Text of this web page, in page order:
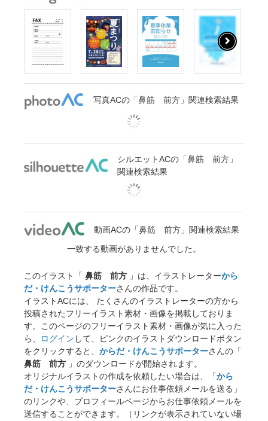
写真ACの「鼻筋 前方」関連検索結果
シルエットACの「鼻筋 前方」
関連検索結果
動画ACの「鼻筋 前方」関連検索結果
一致する動画がありませんでした。
このイラスト「 鼻筋 前方 」は、イラストレーターから
だ・けんこうサポーターさんの作品です。
イラストACには、 たくさんのイラストレーターの方から
投稿されたフリーイラスト素材・画像を掲載しておりま
す。このページのフリーイラスト素材・画像が気に入った
ら、
ログイン して、ピンクのイラストダウンロードボタン
をクリックすると、 からだ・けんこうサポーターさんの「
鼻筋 前方 」のダウンロードが開始されます。
オリジナルイラストの作成を依頼したい場合は、「から
だ・けんこうサポーターさんにお仕事依頼メールを送る」
のリンクや、プロフィールページからお仕事依頼メールを
送信することができます。（リンクが表示されていない場